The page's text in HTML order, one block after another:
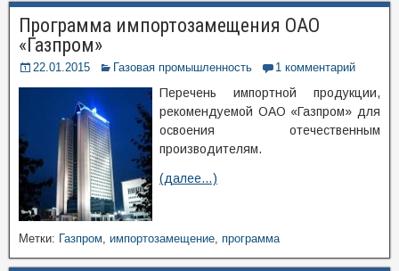
Программа импортозамещения ОАО
«Газпром»
22.01.2015 Газовая промышленность 1 комментарий
Перечень импортной продукции,
рекомендуемой ОАО «Газпром» для
освоения отечественным
производителям.
(далее…)
Метки: Газпром, импортозамещение, программа